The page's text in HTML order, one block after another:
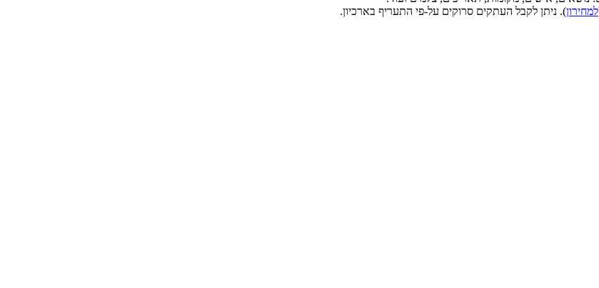
למחירון). ניתן לקבל העתקים סרוקים על-פי התעריף בארכיון.